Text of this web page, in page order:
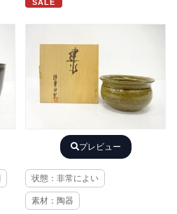
SALE
プレビュー
状態：非常によい
素材：陶器